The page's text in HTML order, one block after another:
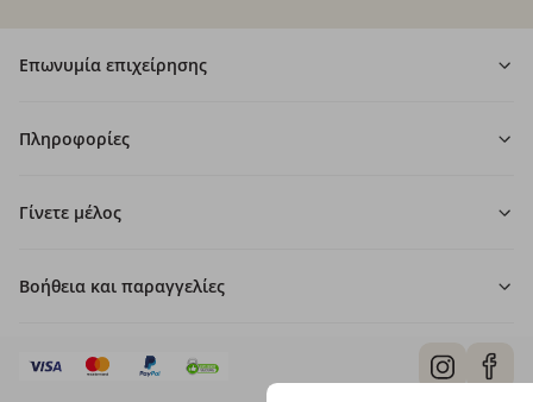
Επωνυμία επιχείρησης
Πληροφορίες
Γίνετε μέλος
Βοήθεια και παραγγελίες